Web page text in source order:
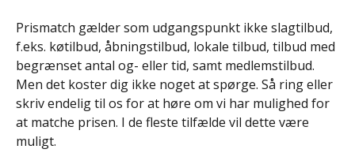
Prismatch gælder som udgangspunkt ikke slagtilbud,
f.eks. køtilbud, åbningstilbud, lokale tilbud, tilbud med
begrænset antal og- eller tid, samt medlemstilbud.
Men det koster dig ikke noget at spørge. Så ring eller
skriv endelig til os for at høre om vi har mulighed for
at matche prisen. I de fleste tilfælde vil dette være
muligt.